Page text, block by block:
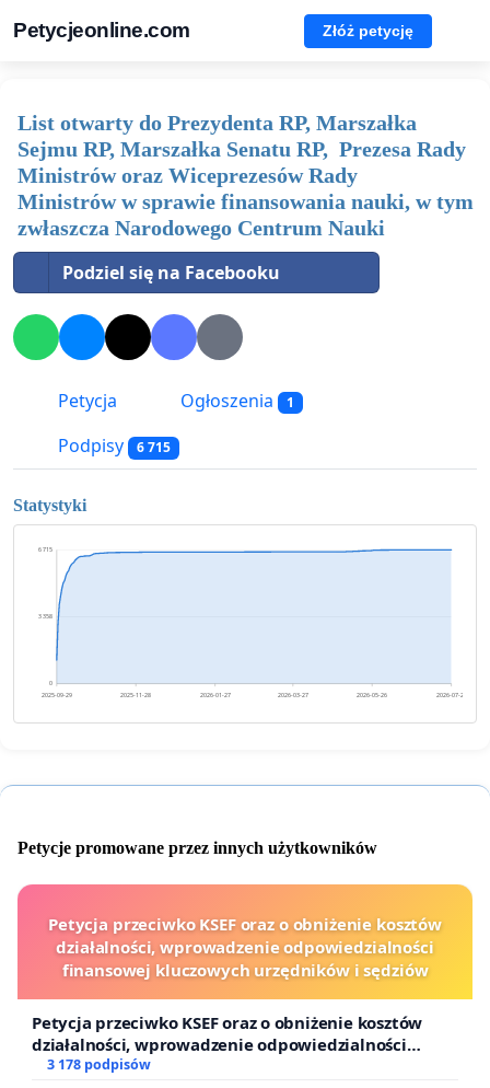
Petycjeonline.com Złóż petycję
List otwarty do Prezydenta RP, Marszałka
Sejmu RP, Marszałka Senatu RP, Prezesa Rady
Ministrów oraz Wiceprezesów Rady
Ministrów w sprawie finansowania nauki, w tym
zwłaszcza Narodowego Centrum Nauki
Podziel się na Facebooku
Petycja Ogłoszenia 1
Podpisy 6 715
Statystyki
0
3 358
6 715
2025-09-29 2025-11-28 2026-01-27 2026-03-27 2026-05-26 2026-07-25
Petycje promowane przez innych użytkowników
Petycja przeciwko KSEF oraz o obniżenie kosztów
działalności, wprowadzenie odpowiedzialności
finansowej kluczowych urzędników i sędziów
Petycja przeciwko KSEF oraz o obniżenie kosztów
działalności, wprowadzenie odpowiedzialności
finansowej kluczowych urzędników i sędziów
3 178 podpisów